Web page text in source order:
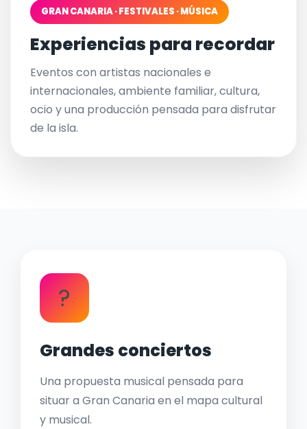
GRAN CANARIA · FESTIVALES · MÚSICA
Experiencias para recordar
Eventos con artistas nacionales e
internacionales, ambiente familiar, cultura,
ocio y una producción pensada para disfrutar
de la isla.
?
Grandes conciertos
Una propuesta musical pensada para
situar a Gran Canaria en el mapa cultural
y musical.